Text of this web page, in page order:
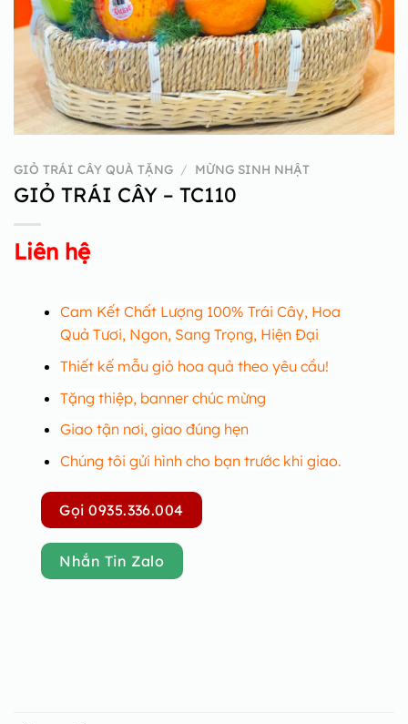
GIỎ TRÁI CÂY QUÀ TẶNG / MỪNG SINH NHẬT
GIỎ TRÁI CÂY – TC110
Liên hệ
Cam Kết Chất Lượng 100% Trái Cây, Hoa
Quả Tươi, Ngon, Sang Trọng, Hiện Đại
Thiết kế mẫu giỏ hoa quả theo yêu cầu!
Tặng thiệp, banner chúc mừng
Giao tận nơi, giao đúng hẹn
Chúng tôi gửi hình cho bạn trước khi giao.
Gọi 0935.336.004
Nhắn Tin Zalo